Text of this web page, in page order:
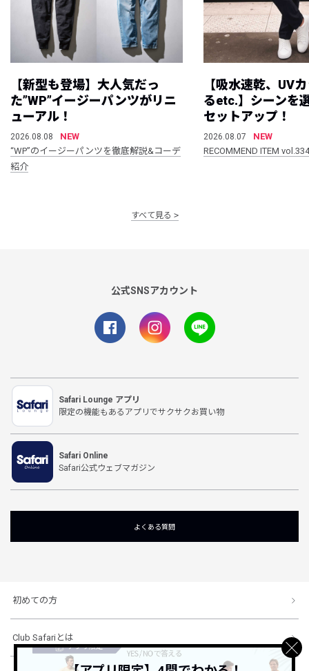
【新型も登場】大人気だっ
た”WP”イージーパンツがリニ
ューアル！
2026.08.08
NEW
“WP”のイージーパンツを徹底解説&コーデ
紹介
【吸水速乾、UV
るetc.】シーンを
セットアップ！
2026.08.07
NEW
RECOMMEND ITEM vol.334
すべて見る
公式SNSアカウント
Safari Lounge アプリ
限定の機能もあるアプリでサクサクお買い物
Safari Online
Safari公式ウェブマガジン
よくある質問
初めての方
Club Safariとは